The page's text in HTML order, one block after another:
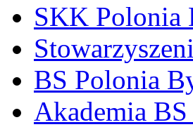
SKK Polonia
BS Polonia
Akademia